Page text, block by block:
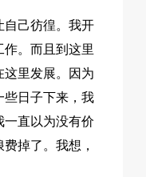
自己彷徨。我开
。而且到这里
里发展。因为
些日子下来，我
一直以为没有价
掉了。我想，